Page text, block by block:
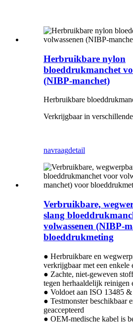
Herbruikbare nylon
bloeddrukmanchet
(NIBP-manchet)
Herbruikbare
Verkrijgbaar in
navraagdetail
Verbruikbare,
slang
volwassenen (NIBP-
bloeddrukmeting
● Herbruikbare en
verkrijgbaar met een enkele
● Zachte, niet-geweven
tegen herhaaldelijk reinigen
● Voldoet aan ISO 13485
● Testmonster beschikbaar
geaccepteerd
● OEM-medische kabel is